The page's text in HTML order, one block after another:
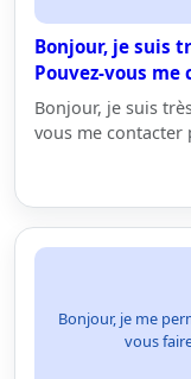
Bonjour, je suis
Pouvez-vous
Bonjour, je suis
vous me contacter
Bonjour, je me
vous